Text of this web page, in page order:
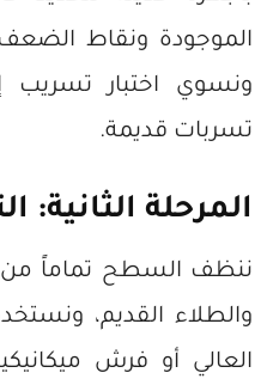
الموجودة ونقاط
ونسوي اختبار
تسربات قديمة.
المرحلة الثانية:
ننظف السطح تماماً من
والطلاء القديم،
العالي أو فرش